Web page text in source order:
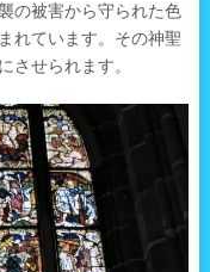
の被害から守られた色
れています。その神聖
させられます。